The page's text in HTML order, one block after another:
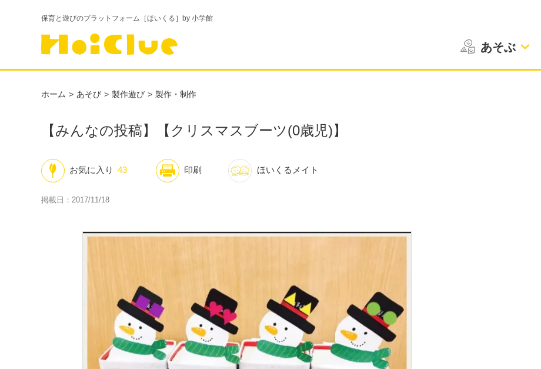
保育と遊びのプラットフォーム［ほいくる］by 小学館
あそぶ
ホーム あそび 製作遊び 製作・制作
【みんなの投稿】【クリスマスブーツ(0歳児)】
ほいくるメイト
お気に入り 43 印刷
掲載日：2017/11/18